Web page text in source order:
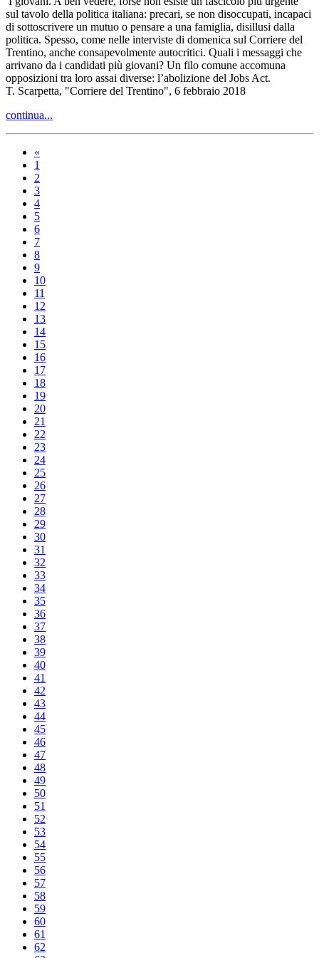
sul tavolo della politica italiana: precari, se non disoccupati, incapaci
di sottoscrivere un mutuo o pensare a una famiglia, disillusi dalla
politica. Spesso, come nelle interviste di domenica sul Corriere del
Trentino, anche consapevolmente autocritici. Quali i messaggi che
arrivano da i candidati più giovani? Un filo comune accomuna
opposizioni tra loro assai diverse: l’abolizione del Jobs Act.
T. Scarpetta, "Corriere del Trentino", 6 febbraio 2018
continua...
«
1
2
3
4
5
6
7
8
9
10
11
12
13
14
15
16
17
18
19
20
21
22
23
24
25
26
27
28
29
30
31
32
33
34
35
36
37
38
39
40
41
42
43
44
45
46
47
48
49
50
51
52
53
54
55
56
57
58
59
60
61
62